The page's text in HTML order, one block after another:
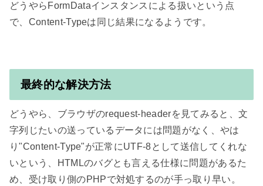
どうやらFormDataインスタンスによる扱いという点
で、Content-Typeは同じ結果になるようです。
最終的な解決方法
どうやら、ブラウザのrequest-headerを見てみると、文
字列じたいの送っているデータには問題がなく、やは
り"Content-Type"が正常にUTF-8として送信してくれな
いという、HTMLのバグとも言える仕様に問題があるた
め、受け取り側のPHPで対処するのが手っ取り早い。